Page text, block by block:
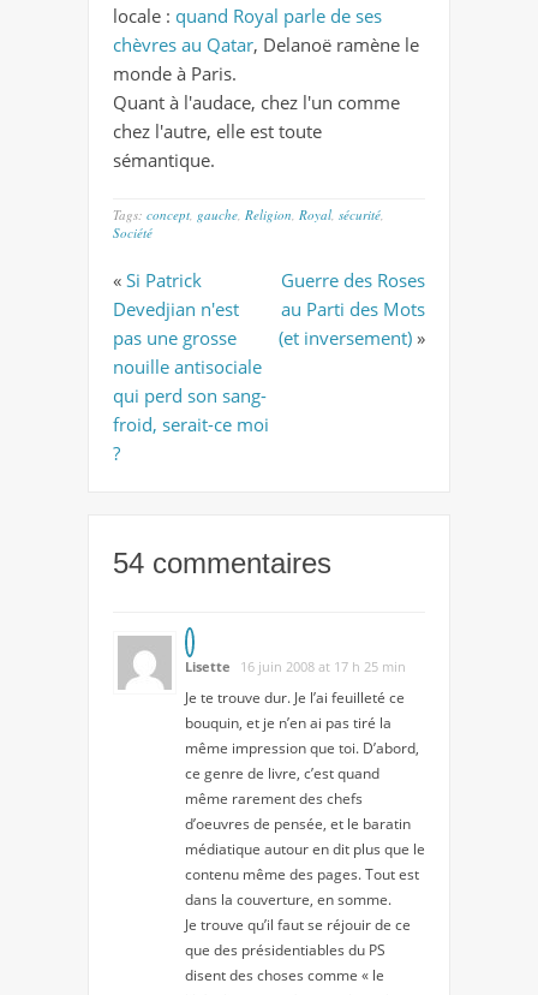
locale : quand Royal parle de ses
chèvres au Qatar, Delanoë ramène le
monde à Paris.
Quant à l'audace, chez l'un comme
chez l'autre, elle est toute
sémantique.
Tags: concept gauche Religion Royal sécurité
Société
« Si Patrick
Devedjian n'est
pas une grosse
nouille antisociale
qui perd son sang-
froid, serait-ce moi
?
Guerre des Roses
au Parti des Mots
(et inversement) »
54 commentaires
Lisette 16 juin 2008 at 17 h 25 min
Je te trouve dur. Je l’ai feuilleté ce
bouquin, et je n’en ai pas tiré la
même impression que toi. D’abord,
ce genre de livre, c’est quand
même rarement des chefs
d’oeuvres de pensée, et le baratin
médiatique autour en dit plus que le
contenu même des pages. Tout est
dans la couverture, en somme.
Je trouve qu’il faut se réjouir de ce
que des présidentiables du PS
disent des choses comme « le